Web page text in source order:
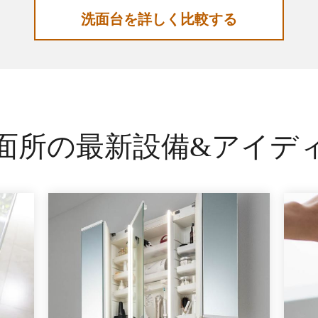
洗面台を詳しく比較する
所の最新設備&アイデ